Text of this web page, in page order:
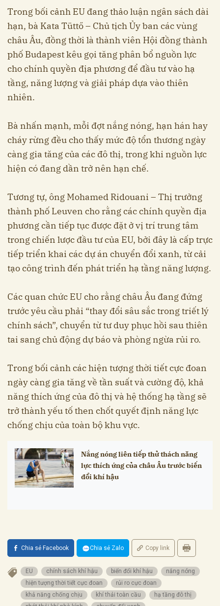
Trong bối cảnh EU đang thảo luận ngân sách dài
hạn, bà Kata Tüttő – Chủ tịch Ủy ban các vùng
châu Âu, đồng thời là thành viên Hội đồng thành
phố Budapest kêu gọi tăng phân bổ nguồn lực
cho chính quyền địa phương để đầu tư vào hạ
tầng, năng lượng và giải pháp dựa vào thiên
nhiên.
Bà nhấn mạnh, mỗi đợt nắng nóng, hạn hán hay
cháy rừng đều cho thấy mức độ tổn thương ngày
càng gia tăng của các đô thị, trong khi nguồn lực
hiện có đang dần trở nên hạn chế.
Tương tự, ông Mohamed Ridouani – Thị trưởng
thành phố Leuven cho rằng các chính quyền địa
phương cần tiếp tục được đặt ở vị trí trung tâm
trong chiến lược đầu tư của EU, bởi đây là cấp trực
tiếp triển khai các dự án chuyển đổi xanh, từ cải
tạo công trình đến phát triển hạ tầng năng lượng.
Các quan chức EU cho rằng châu Âu đang đứng
trước yêu cầu phải “thay đổi sâu sắc trong triết lý
chính sách”, chuyển từ tư duy phục hồi sau thiên
tai sang chủ động dự báo và phòng ngừa rủi ro.
Trong bối cảnh các hiện tượng thời tiết cực đoan
ngày càng gia tăng về tần suất và cường độ, khả
năng thích ứng của đô thị và hệ thống hạ tầng sẽ
trở thành yếu tố then chốt quyết định năng lực
chống chịu của toàn bộ khu vực.
Nắng nóng liên tiếp thử thách năng
lực thích ứng của châu Âu trước biến
đổi khí hậu
Chia sẻ Facebook Chia sẻ Zalo Copy link
EU chính sách khí hậu biến đổi khí hậu
nắng nóng
hiện tượng thời tiết cực đoan
rủi ro cực đoan
khả năng chống chịu
khí thải toàn cầu
hạ tầng đô thị